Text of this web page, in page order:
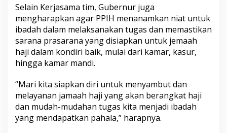
Selain Kerjasama tim, Gubernur juga
mengharapkan agar PPIH menanamkan niat untuk
ibadah dalam melaksanakan tugas dan memastikan
sarana prasarana yang disiapkan untuk jemaah
haji dalam kondiri baik, mulai dari kamar, kasur,
hingga kamar mandi.
“Mari kita siapkan diri untuk menyambut dan
melayanan jamaah haji yang akan berangkat haji
dan mudah-mudahan tugas kita menjadi ibadah
yang mendapatkan pahala,” harapnya.